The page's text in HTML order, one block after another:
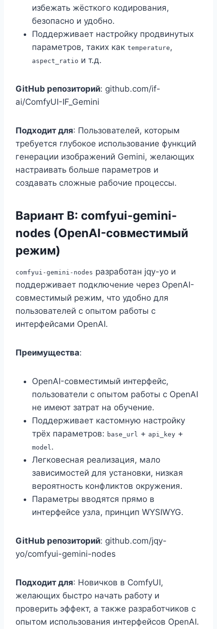
избежать жёсткого кодирования,
безопасно и удобно.
Поддерживает настройку продвинутых
параметров, таких как temperature,
aspect_ratio и т.д.
GitHub репозиторий: github.com/if-
ai/ComfyUI-IF_Gemini
Подходит для: Пользователей, которым
требуется глубокое использование функций
генерации изображений Gemini, желающих
настраивать больше параметров и
создавать сложные рабочие процессы.
Вариант B: comfyui-gemini-
nodes (OpenAI-совместимый
режим)
comfyui-gemini-nodes разработан jqy-yo и
поддерживает подключение через OpenAI-
совместимый режим, что удобно для
пользователей с опытом работы с
интерфейсами OpenAI.
Преимущества:
OpenAI-совместимый интерфейс,
пользователи с опытом работы с OpenAI
не имеют затрат на обучение.
Поддерживает кастомную настройку
трёх параметров: base_url + api_key +
model.
Легковесная реализация, мало
зависимостей для установки, низкая
вероятность конфликтов окружения.
Параметры вводятся прямо в
интерфейсе узла, принцип WYSIWYG.
GitHub репозиторий: github.com/jqy-
yo/comfyui-gemini-nodes
Подходит для: Новичков в ComfyUI,
желающих быстро начать работу и
проверить эффект, а также разработчиков с
опытом использования интерфейсов OpenAI.